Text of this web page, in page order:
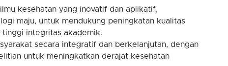
kesehatan yang inovatif dan aplikatif,
maju, untuk mendukung peningkatan kualitas
tinggi integritas akademik.
secara integratif dan berkelanjutan, dengan
untuk meningkatkan derajat kesehatan